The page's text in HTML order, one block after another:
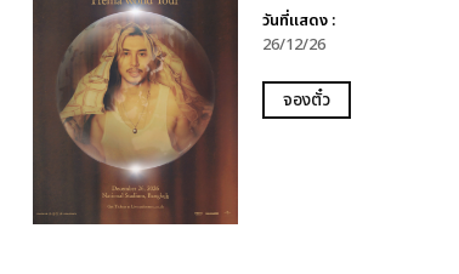
วันที่แสดง :
26/12/26
จองตั๋ว